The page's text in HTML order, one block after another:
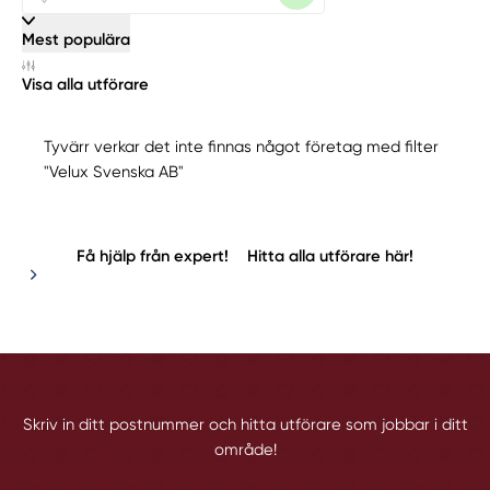
Mest populära
Visa alla utförare
Tyvärr verkar det inte finnas något företag med filter
"Velux Svenska AB"
Få hjälp från expert! Hitta alla utförare här!
Skriv in ditt postnummer och hitta utförare som jobbar i ditt
område!